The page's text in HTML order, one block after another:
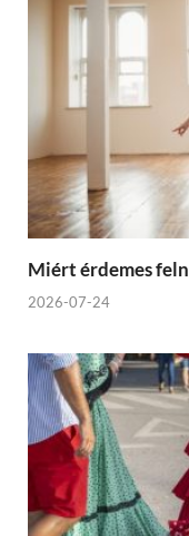
Miért érdemes
2026-07-24